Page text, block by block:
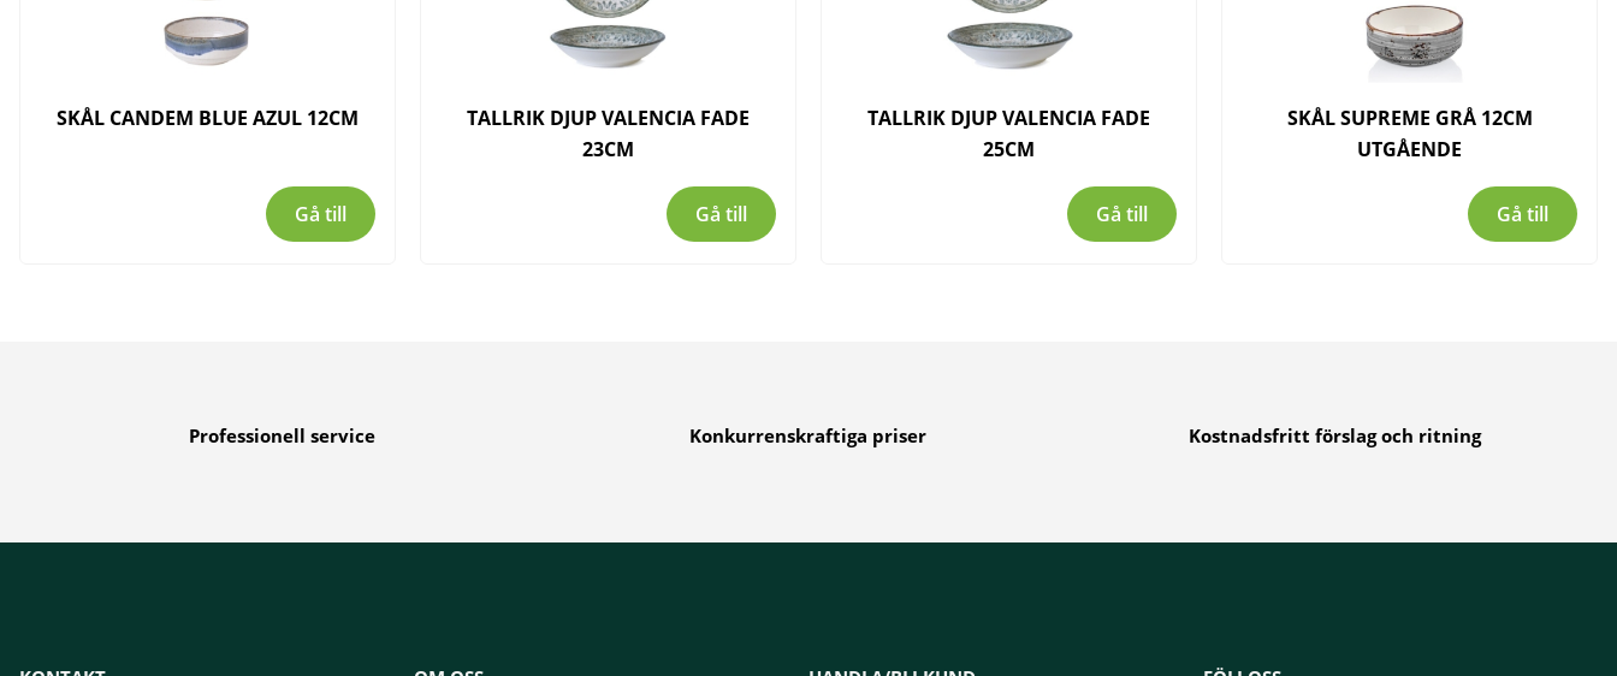
SKÅL CANDEM BLUE AZUL 12CM
Gå till
TALLRIK DJUP VALENCIA FADE
23CM
Gå till
TALLRIK DJUP VALENCIA FADE
25CM
Gå till
SKÅL SUPREME GRÅ 12CM
UTGÅENDE
Gå till
Professionell service Konkurrenskraftiga priser Kostnadsfritt förslag och ritning